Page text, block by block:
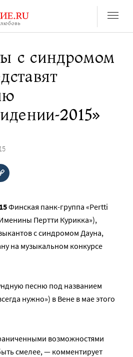
с синдромом
2015»
Финская панк-группа «Pertti
Пертти Курикка»),
с синдромом Дауна,
на музыкальном конкурсе
песню под названием
нужно») в Вене в мае этого
возможностями
смелее, — комментирует